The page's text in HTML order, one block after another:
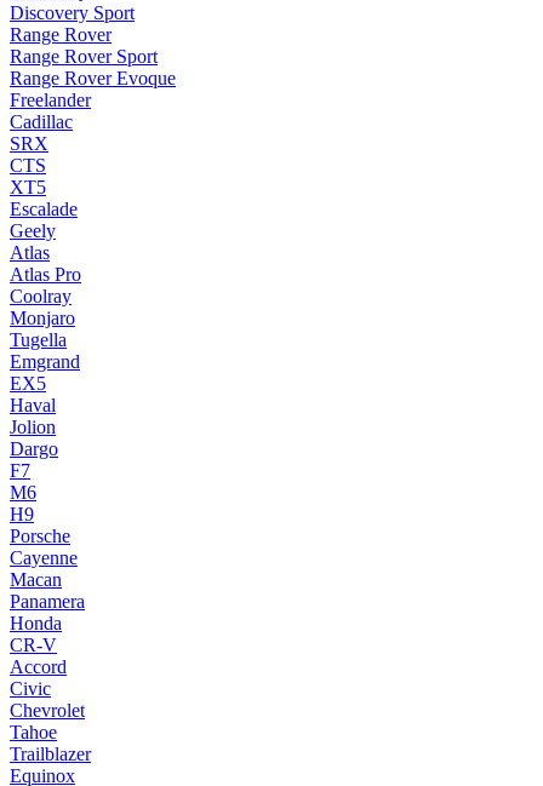
Discovery Sport
Range Rover
Range Rover Sport
Range Rover Evoque
Freelander
Cadillac
SRX
CTS
XT5
Escalade
Geely
Atlas
Atlas Pro
Coolray
Monjaro
Tugella
Emgrand
EX5
Haval
Jolion
Dargo
F7
M6
H9
Porsche
Cayenne
Macan
Panamera
Honda
CR-V
Accord
Civic
Chevrolet
Tahoe
Trailblazer
Equinox